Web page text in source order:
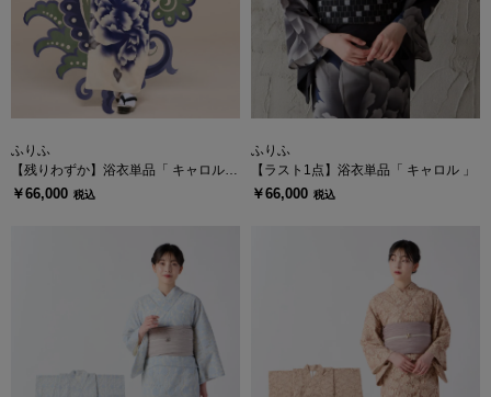
ふりふ
【残りわずか】浴衣単品「 キャロル
」
￥66,000 税込
ふりふ
【ラスト1点】浴衣単品「 キャロル 」
￥66,000 税込